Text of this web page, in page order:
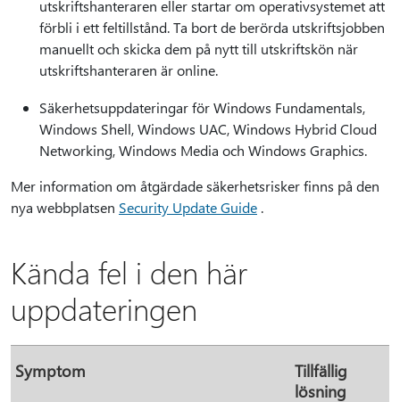
utskriftshanteraren eller startar om operativsystemet att
förbli i ett feltillstånd. Ta bort de berörda utskriftsjobben
manuellt och skicka dem på nytt till utskriftskön när
utskriftshanteraren är online.
Säkerhetsuppdateringar för Windows Fundamentals,
Windows Shell, Windows UAC, Windows Hybrid Cloud
Networking, Windows Media och Windows Graphics.
Mer information om åtgärdade säkerhetsrisker finns på den
nya webbplatsen Security Update Guide .
Kända fel i den här
uppdateringen
Symptom
Tillfällig
lösning